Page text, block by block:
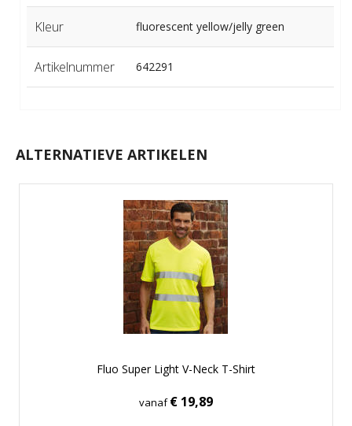
Kleur fluorescent yellow/jelly green
Artikelnummer 642291
ALTERNATIEVE ARTIKELEN
Fluo Super Light V-Neck T-Shirt
vanaf€ 19,89